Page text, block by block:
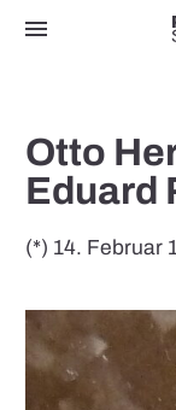
menu
Otto
Eduard
(*) 14. Februar